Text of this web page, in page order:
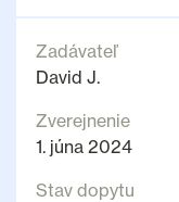
Zadávateľ
David J.
Zverejnenie
1. júna 2024
Stav dopytu